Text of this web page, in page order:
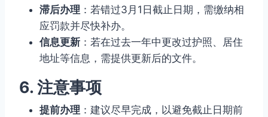
滞后办理 ：若错过3月1日截止日期，需缴纳相
应罚款并尽快补办。
信息更新 ：若在过去一年中更改过护照、居住
地址等信息，需提供更新后的文件。
6. 注意事项
提前办理 ：建议尽早完成，以避免截止日期前